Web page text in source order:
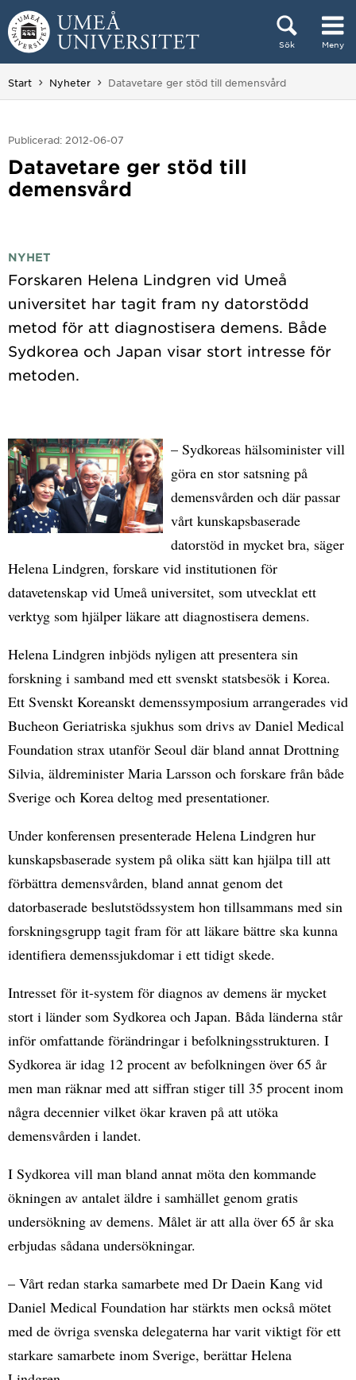
Hoppa direkt till innehållet
Sök Meny
Huvudmenyn dold.
Start Nyheter Du är här:
Datavetare ger stöd till demensvård
Publicerad: 2012-06-07
Datavetare ger stöd till
demensvård
NYHET
Forskaren Helena Lindgren vid Umeå
universitet har tagit fram ny datorstödd
metod för att diagnostisera demens. Både
Sydkorea och Japan visar stort intresse för
– Sydkoreas hälsominister vill
göra en stor satsning på
demensvården och där passar
vårt kunskapsbaserade
datorstöd in mycket bra, säger
Helena Lindgren, forskare vid institutionen för
datavetenskap vid Umeå universitet, som utvecklat ett
verktyg som hjälper läkare att diagnostisera demens.
Helena Lindgren inbjöds nyligen att presentera sin
forskning i samband med ett svenskt statsbesök i Korea.
Ett Svenskt Koreanskt demenssymposium arrangerades vid
Bucheon Geriatriska sjukhus som drivs av Daniel Medical
Foundation strax utanför Seoul där bland annat Drottning
Silvia, äldreminister Maria Larsson och forskare från både
Sverige och Korea deltog med presentationer.
Under konferensen presenterade Helena Lindgren hur
kunskapsbaserade system på olika sätt kan hjälpa till att
förbättra demensvården, bland annat genom det
datorbaserade beslutstödssystem hon tillsammans med sin
forskningsgrupp tagit fram för att läkare bättre ska kunna
identifiera demenssjukdomar i ett tidigt skede.
Intresset för it-system för diagnos av demens är mycket
stort i länder som Sydkorea och Japan. Båda länderna står
inför omfattande förändringar i befolkningsstrukturen. I
Sydkorea är idag 12 procent av befolkningen över 65 år
men man räknar med att siffran stiger till 35 procent inom
några decennier vilket ökar kraven på att utöka
demensvården i landet.
I Sydkorea vill man bland annat möta den kommande
ökningen av antalet äldre i samhället genom gratis
undersökning av demens. Målet är att alla över 65 år ska
erbjudas sådana undersökningar.
– Vårt redan starka samarbete med Dr Daein Kang vid
Daniel Medical Foundation har stärkts men också mötet
med de övriga svenska delegaterna har varit viktigt för ett
starkare samarbete inom Sverige, berättar Helena